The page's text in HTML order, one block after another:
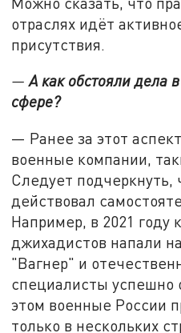
отраслях идёт
присутствия.
—А как обстояли дела
сфере?
— Ранее за этот
военные компании,
Следует подчеркнуть,
действовал
Например, в 2021 году
джихадистов напали
"Вагнер" и
специалисты успешно
этом военные России
только в нескольких